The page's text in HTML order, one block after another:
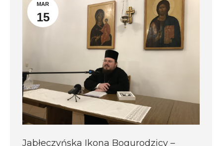
MAR
15
Jabłeczyńska Ikona Bogurodzicy –